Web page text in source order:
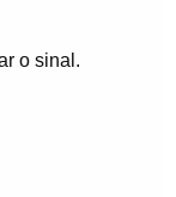
o sinal.